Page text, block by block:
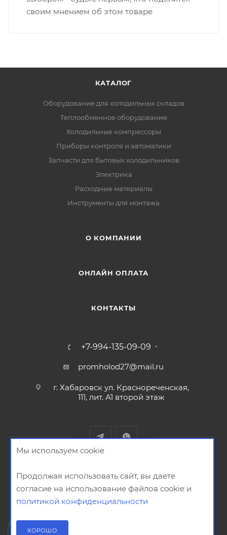
своим мнением об этом товаре
КАТАЛОГ
Оборудование для холодильных складов
Теплообменное оборудование
Холодильные компрессоры
Приборы контроля и автоматики
Запчасти для бытовых холодильников
Электрика
Расходные материалы
Инструменты для монтажа
О КОМПАНИИ
ОНЛАЙН ОПЛАТА
КОНТАКТЫ
+7-994-135-09-09
promholod27@mail.ru
г. Хабаровск ул. Краснореченская,
111, лит. А1 второй этаж
2026 © ООО "СТРОЙХЛАДСИСТЕМ"
Создание сайта -
Мы используем cookie
Продолжая использовать сайт, вы даете
согласие на использование файлов cookie и
политикой конфиденциальности
ХОРОШО